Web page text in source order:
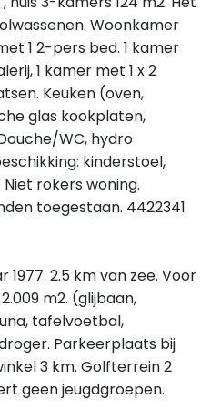
Woonkamer
1 2-pers bed. 1 kamer
1 kamer met 1 x 2
Keuken (oven,
glas kookplaten,
WC, hydro
kinderstoel,
rokers woning.
toegestaan. 4422341
1977. 2.5 km van zee. Voor
m2. (glijbaan,
tafelvoetbal,
Parkeerplaats bij
3 km. Golfterrein 2
geen jeugdgroepen.